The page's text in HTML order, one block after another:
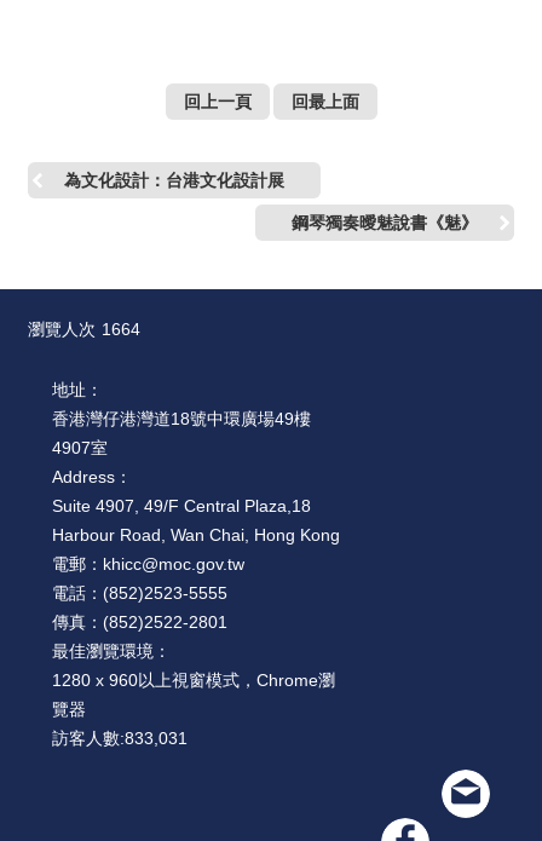
回上一頁 回最上面
為文化設計：台港文化設計展
鋼琴獨奏曖魅說書《魅》
瀏覽人次 1664
地址：
香港灣仔港灣道18號中環廣場49樓
4907室
Address：
Suite 4907, 49/F Central Plaza,18
Harbour Road, Wan Chai, Hong Kong
電郵： khicc@moc.gov.tw
電話： (852)2523-5555
傳真： (852)2522-2801
最佳瀏覽環境：
1280 x 960以上視窗模式，Chrome瀏
覽器
訪客人數:833,031